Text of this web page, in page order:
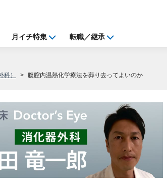
月イチ特集 転職／継承
） 腹腔内温熱化学療法を葬り去ってよいのか